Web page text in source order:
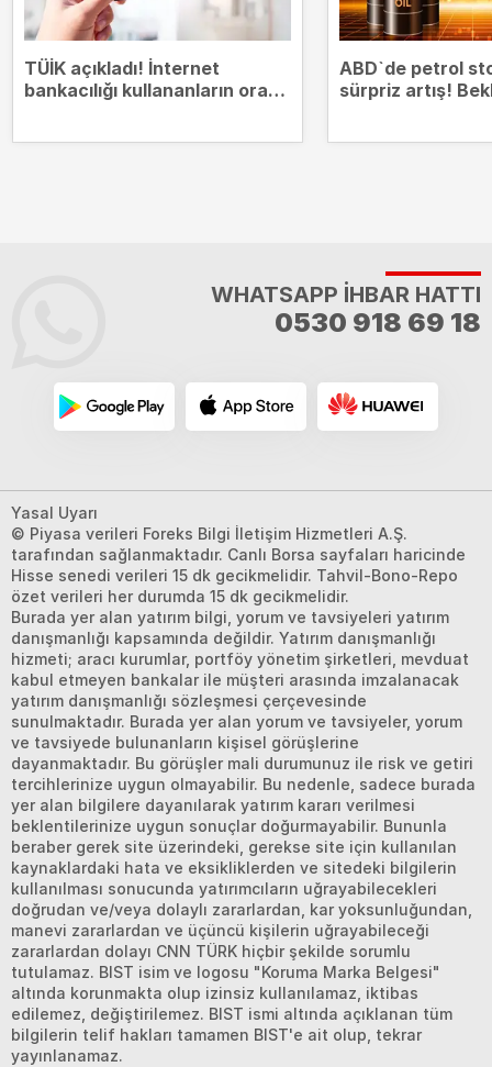
TÜİK açıkladı! İnternet
bankacılığı kullananların oranı
ABD`de petrol
sürpriz artış!
WHATSAPP İHBAR HATTI
0530 918 69 18
Yasal Uyarı
© Piyasa verileri Foreks Bilgi İletişim Hizmetleri A.Ş.
tarafından sağlanmaktadır. Canlı Borsa sayfaları haricinde
Hisse senedi verileri 15 dk gecikmelidir. Tahvil-Bono-Repo
özet verileri her durumda 15 dk gecikmelidir.
Burada yer alan yatırım bilgi, yorum ve tavsiyeleri yatırım
danışmanlığı kapsamında değildir. Yatırım danışmanlığı
hizmeti; aracı kurumlar, portföy yönetim şirketleri, mevduat
kabul etmeyen bankalar ile müşteri arasında imzalanacak
yatırım danışmanlığı sözleşmesi çerçevesinde
sunulmaktadır. Burada yer alan yorum ve tavsiyeler, yorum
ve tavsiyede bulunanların kişisel görüşlerine
dayanmaktadır. Bu görüşler mali durumunuz ile risk ve getiri
tercihlerinize uygun olmayabilir. Bu nedenle, sadece burada
yer alan bilgilere dayanılarak yatırım kararı verilmesi
beklentilerinize uygun sonuçlar doğurmayabilir. Bununla
beraber gerek site üzerindeki, gerekse site için kullanılan
kaynaklardaki hata ve eksikliklerden ve sitedeki bilgilerin
kullanılması sonucunda yatırımcıların uğrayabilecekleri
doğrudan ve/veya dolaylı zararlardan, kar yoksunluğundan,
manevi zararlardan ve üçüncü kişilerin uğrayabileceği
zararlardan dolayı CNN TÜRK hiçbir şekilde sorumlu
tutulamaz. BIST isim ve logosu "Koruma Marka Belgesi"
altında korunmakta olup izinsiz kullanılamaz, iktibas
edilemez, değiştirilemez. BIST ismi altında açıklanan tüm
bilgilerin telif hakları tamamen BIST'e ait olup, tekrar
yayınlanamaz.